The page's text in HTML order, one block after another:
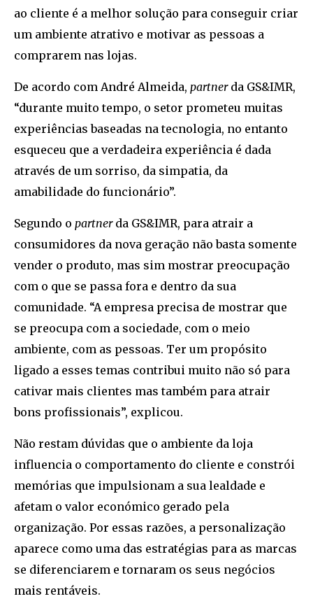
ao cliente é a melhor solução para conseguir criar
um ambiente atrativo e motivar as pessoas a
comprarem nas lojas.
De acordo com André Almeida, partnerda GS&IMR,
“durante muito tempo, o setor prometeu muitas
experiências baseadas na tecnologia, no entanto
esqueceu que a verdadeira experiência é dada
através de um sorriso, da simpatia, da
amabilidade do funcionário”.
Segundo o partnerda GS&IMR, para atrair a
consumidores da nova geração não basta somente
vender o produto, mas sim mostrar preocupação
com o que se passa fora e dentro da sua
comunidade. “A empresa precisa de mostrar que
se preocupa com a sociedade, com o meio
ambiente, com as pessoas. Ter um propósito
ligado a esses temas contribui muito não só para
cativar mais clientes mas também para atrair
bons profissionais”, explicou.
Não restam dúvidas que o ambiente da loja
influencia o comportamento do cliente e constrói
memórias que impulsionam a sua lealdade e
afetam o valor económico gerado pela
organização. Por essas razões, a personalização
aparece como uma das estratégias para as marcas
se diferenciarem e tornaram os seus negócios
mais rentáveis.